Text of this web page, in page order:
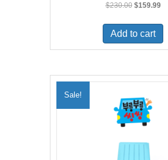
$230.00 Original
was:
$230.00.
$159.99
is:
Add to cart
Sale!